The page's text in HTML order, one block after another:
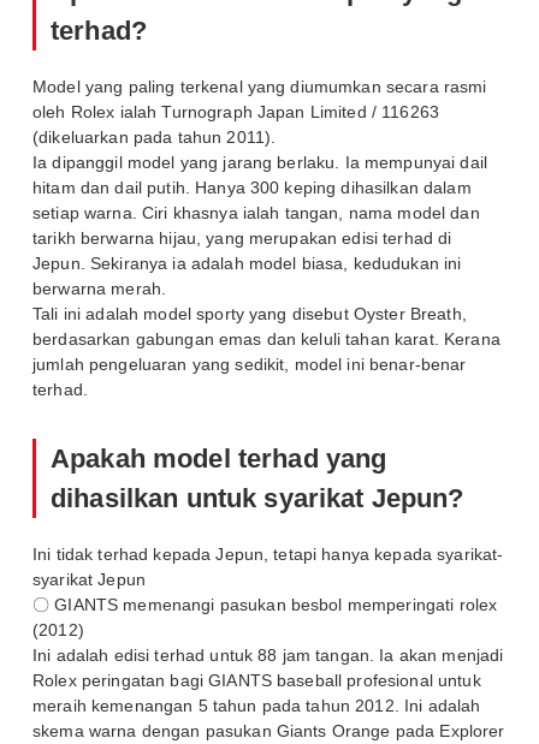
terhad?
Model yang paling terkenal yang diumumkan secara rasmi
oleh Rolex ialah Turnograph Japan Limited / 116263
(dikeluarkan pada tahun 2011).
Ia dipanggil model yang jarang berlaku. Ia mempunyai dail
hitam dan dail putih. Hanya 300 keping dihasilkan dalam
setiap warna. Ciri khasnya ialah tangan, nama model dan
tarikh berwarna hijau, yang merupakan edisi terhad di
Jepun. Sekiranya ia adalah model biasa, kedudukan ini
berwarna merah.
Tali ini adalah model sporty yang disebut Oyster Breath,
berdasarkan gabungan emas dan keluli tahan karat. Kerana
jumlah pengeluaran yang sedikit, model ini benar-benar
terhad.
Apakah model terhad yang
dihasilkan untuk syarikat Jepun?
Ini tidak terhad kepada Jepun, tetapi hanya kepada syarikat-
syarikat Jepun
〇 GIANTS memenangi pasukan besbol memperingati rolex
(2012)
Ini adalah edisi terhad untuk 88 jam tangan. Ia akan menjadi
Rolex peringatan bagi GIANTS baseball profesional untuk
meraih kemenangan 5 tahun pada tahun 2012. Ini adalah
skema warna dengan pasukan Giants Orange pada Explorer